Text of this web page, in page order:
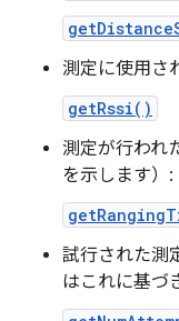
測定に使用さ
getRssi()
測定が行われ
を示します）:
試行された測
はこれに基づ